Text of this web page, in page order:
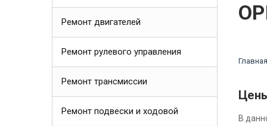
Главная
В
Ремонт двигателей
Ремонт рулевого управления
Ремонт трансмиссии
Ремонт подвески и ходовой